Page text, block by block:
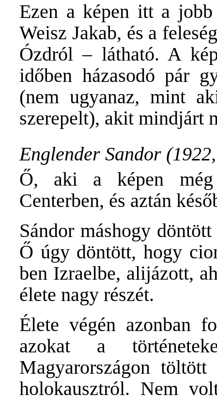
Ezen a képen itt a
Weisz Jakab, és a
Ózdról – látható. A
időben házasodó pár
(nem ugyanaz, mint
szerepelt), akit mindjárt
Englender Sandor
Ő, aki a képen még
Centerben, és aztán
Sándor máshogy
Ő úgy döntött, hogy
ben Izraelbe, alijázott,
élete nagy részét.
Élete végén azonban
azokat a
Magyarországon
holokausztról. Nem